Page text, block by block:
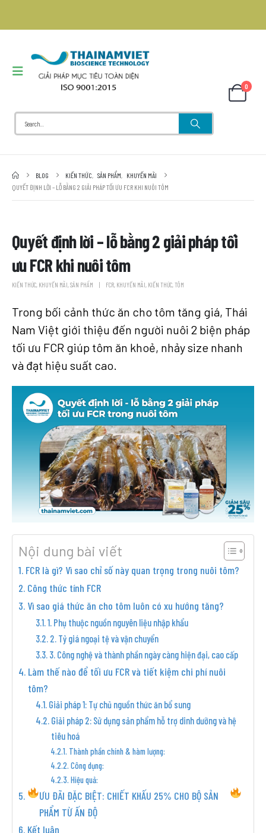
0
BLOG KIẾN THỨC, SẢN PHẨM, KHUYẾN MÃI
QUYẾT ĐỊNH LỜI – LỖ BẰNG 2 GIẢI PHÁP TỐI ƯU FCR KHI NUÔI TÔM
Quyết định lời – lỗ bằng 2 giải pháp tối
ưu FCR khi nuôi tôm
KIẾN THỨC, KHUYẾN MÃI,SẢN PHẨM FCR, KHUYẾN MÃI, KIẾN THỨC,TÔM
Trong bối cảnh thức ăn cho tôm tăng giá, Thái
Nam Việt giới thiệu đến người nuôi 2 biện pháp
tối ưu FCR giúp tôm ăn khoẻ, nhảy size nhanh
và đạt hiệu suất cao.
Nội dung bài viết
FCR là gì? Vì sao chỉ số này quan trọng trong nuôi tôm?
Công thức tính FCR
Vì sao giá thức ăn cho tôm luôn có xu hướng tăng?
1. Phụ thuộc nguồn nguyên liệu nhập khẩu
2. Tỷ giá ngoại tệ và vận chuyển
3. Công nghệ và thành phần ngày càng hiện đại, cao cấp
Làm thế nào để tối ưu FCR và tiết kiệm chi phí nuôi
tôm?
Giải pháp 1: Tự chủ nguồn thức ăn bổ sung
Giải pháp 2: Sử dụng sản phẩm hỗ trợ dinh dưỡng và hệ
tiêu hoá
Thành phần chính & hàm lượng:
Công dụng:
Hiệu quả:
ƯU ĐÃI ĐẶC BIỆT: CHIẾT KHẤU 25% CHO BỘ SẢN
PHẨM TỪ ẤN ĐỘ
Kết luận